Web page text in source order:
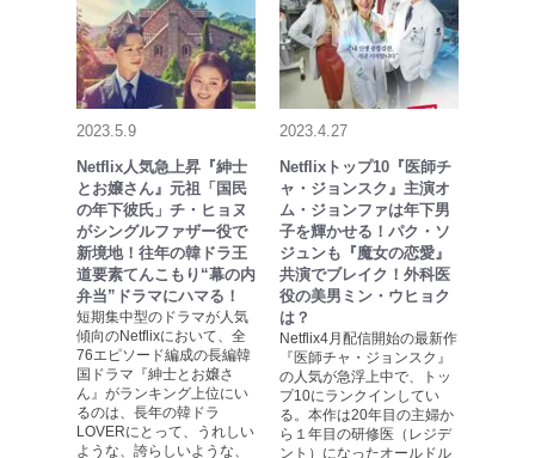
2023.5.9
Netflix人気急上昇『紳士
とお嬢さん』元祖「国民
の年下彼氏」チ・ヒョヌ
がシングルファザー役で
新境地！往年の韓ドラ王
道要素てんこもり“幕の内
弁当”ドラマにハマる！
短期集中型のドラマが人気
傾向のNetflixにおいて、全
76エピソード編成の長編韓
国ドラマ『紳士とお嬢さ
ん』がランキング上位にい
るのは、長年の韓ドラ
LOVERにとって、うれしい
ような、誇らしいような、
2023.4.27
Netflixトップ10『医師チ
ャ・ジョンスク』主演オ
ム・ジョンファは年下男
子を輝かせる！パク・ソ
ジュンも『魔女の恋愛』
共演でブレイク！外科医
役の美男ミン・ウヒョク
は？
Netflix4月配信開始の最新作
『医師チャ・ジョンスク』
の人気が急浮上中で、トッ
プ10にランクインしてい
る。本作は20年目の主婦か
ら１年目の研修医（レジデ
ント）になったオールドル